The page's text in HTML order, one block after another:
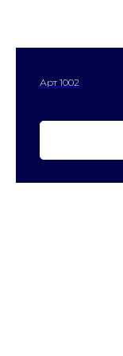
Арт 1002